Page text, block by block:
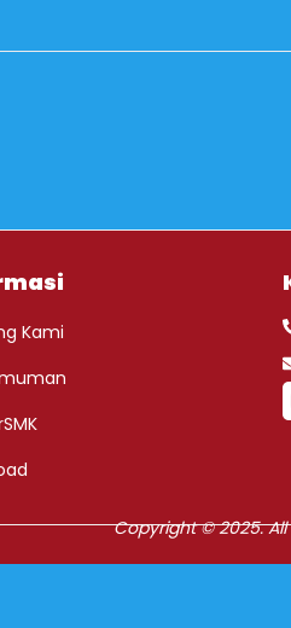
Kami
Copyright © 2025. All